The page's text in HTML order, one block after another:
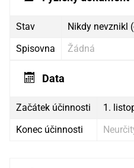
Stav
Nikdy nevznikl
Spisovna
Žádná
Data
Začátek účinnosti
1.
Konec účinnosti